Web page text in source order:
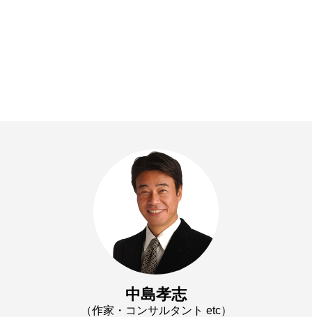
中島孝志
（作家・コンサルタント etc）